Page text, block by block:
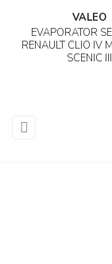
VALEO
EVAPORATÖR
RENAULT CLIO IV
SCENIC III